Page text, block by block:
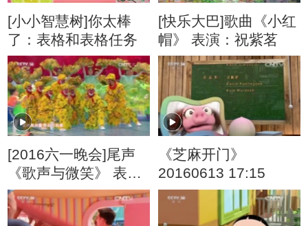
[小小智慧树]你太棒
了：表格和表格任务
[快乐大巴]歌曲《小红
帽》 表演：祝紫茗
[2016六一晚会]尾声
《歌声与微笑》 表
演：银河少儿电视艺
术团等
《芝麻开门》
20160613 17:15